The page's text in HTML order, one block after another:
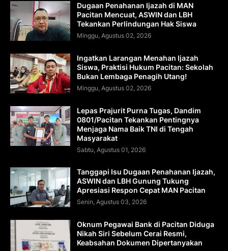
Dugaan Penahanan Ijazah di MAN
Pacitan Mencuat, ASWIN dan LBH
Tekankan Perlindungan Hak Siswa
Minggu, Agustus 02, 2026
Ingatkan Larangan Menahan Ijazah
Siswa, Praktisi Hukum Pacitan: Sekolah
Bukan Lembaga Penagih Utang!
Minggu, Agustus 02, 2026
Lepas Prajurit Purna Tugas, Dandim
0801/Pacitan Tekankan Pentingnya
Menjaga Nama Baik TNI di Tengah
Masyarakat
Sabtu, Agustus 01, 2026
Tanggapi Isu Dugaan Penahanan Ijazah,
ASWIN dan LBH Gunung Tukung
Apresiasi Respon Cepat MAN Pacitan
Senin, Agustus 03, 2026
Oknum Pegawai Bank di Pacitan Diduga
Nikah Siri Sebelum Cerai Resmi,
Keabsahan Dokumen Dipertanyakan